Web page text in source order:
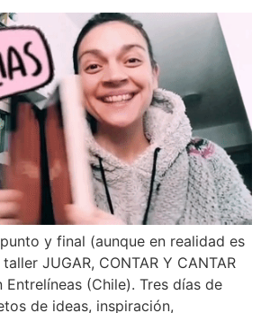
y final (aunque en realidad es
JUGAR, CONTAR Y CANTAR
Entrelíneas (Chile). Tres días de
de ideas, inspiración,